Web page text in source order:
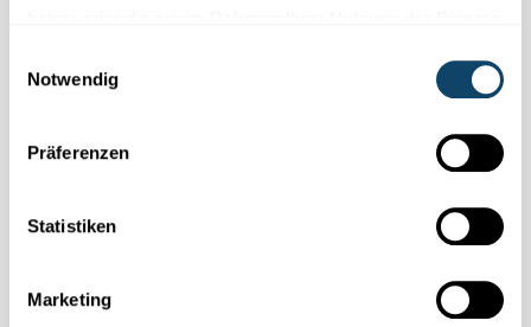
Notwendig
Präferenzen
Statistiken
Marketing
Bastele einen tanzenden Weihnachtsbaum –
mit einem Elektromotor